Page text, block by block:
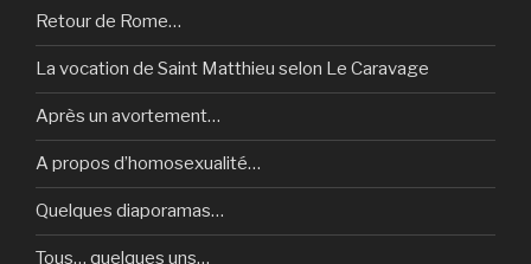
Retour de Rome…
La vocation de Saint Matthieu selon Le Caravage
Après un avortement…
A propos d’homosexualité…
Quelques diaporamas…
Tous… quelques uns…